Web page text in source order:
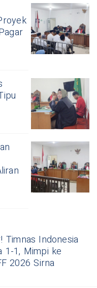
Timnas Indonesia
1-1, Mimpi ke
2026 Sirna